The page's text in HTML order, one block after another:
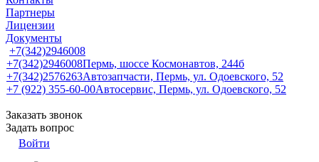
Партнеры
Лицензии
Документы
+7(342)2946008
+7(342)2946008Пермь, шоссе Космонавтов, 244б
+7(342)2576263Автозапчасти, Пермь, ул. Одоевского, 52
+7 (922) 355-60-00Автосервис, Пермь, ул. Одоевского, 52
Заказать звонок
Задать вопрос
Войти